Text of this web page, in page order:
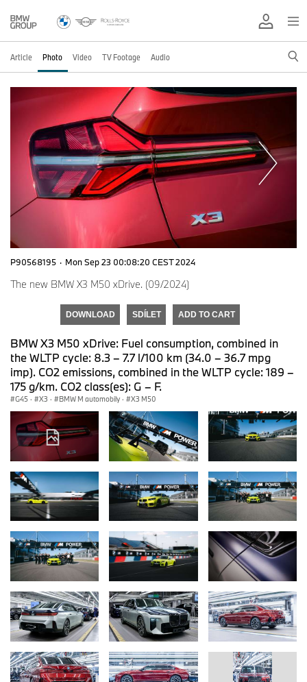
Article Photo Video TV Footage Audio
P90568195 · Mon Sep 23 00:08:20 CEST 2024
The new BMW X3 M50 xDrive. (09/2024)
DOWNLOAD SDÍLET ADD TO CART
BMW X3 M50 xDrive: Fuel consumption, combined in
the WLTP cycle: 8.3 – 7.7 l/100 km (34.0 – 36.7 mpg
imp). CO2 emissions, combined in the WLTP cycle: 189 –
175 g/km. CO2 class(es): G – F.
G45 · X3 · BMW M automobily · X3 M50